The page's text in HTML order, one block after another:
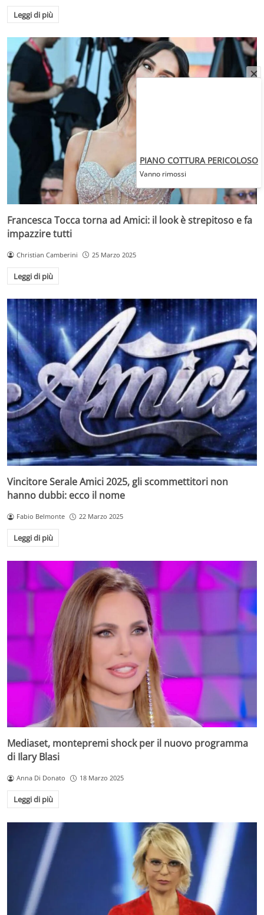
Leggi di più
Francesca Tocca torna ad Amici: il look è strepitoso e fa
impazzire tutti
Christian Camberini 25 Marzo 2025
Leggi di più
Vincitore Serale Amici 2025, gli scommettitori non
hanno dubbi: ecco il nome
Fabio Belmonte 22 Marzo 2025
Leggi di più
Mediaset, montepremi shock per il nuovo programma
di Ilary Blasi
Anna Di Donato 18 Marzo 2025
Leggi di più
PIANO COTTURA PERICOLOSO
Vanno rimossi